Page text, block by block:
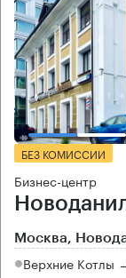
БЕЗ КОМИССИИ
Бизнес-центр
Москва,
Верхние Котлы